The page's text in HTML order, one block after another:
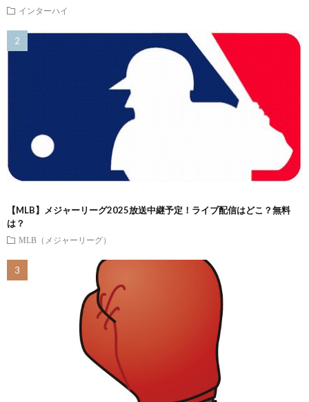
インターハイ
【MLB】メジャーリーグ2025放送中継予定！ライブ配信はどこ？無料
は？
MLB（メジャーリーグ）